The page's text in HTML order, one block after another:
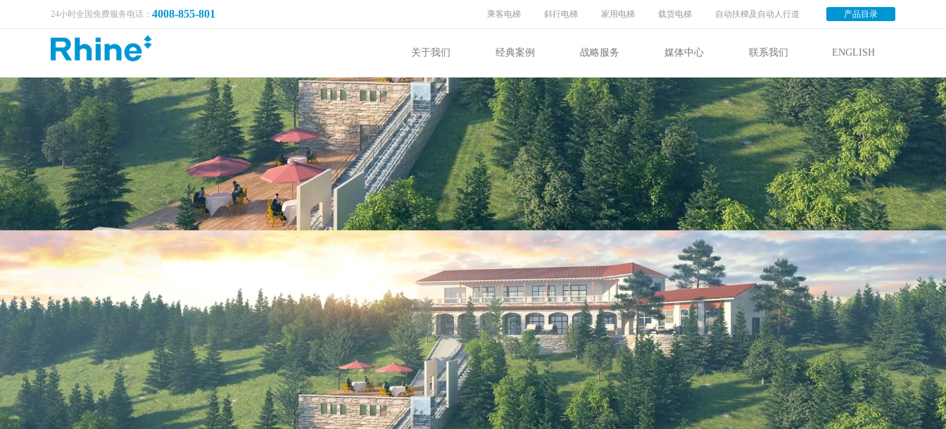
24小时全国免费服务电话： 4008-855-801 乘客电梯 斜行电梯 家用电梯 载货电梯 自动扶梯及自动人行道 产品目录
关于我们 经典案例 战略服务 媒体中心 联系我们 ENGLISH